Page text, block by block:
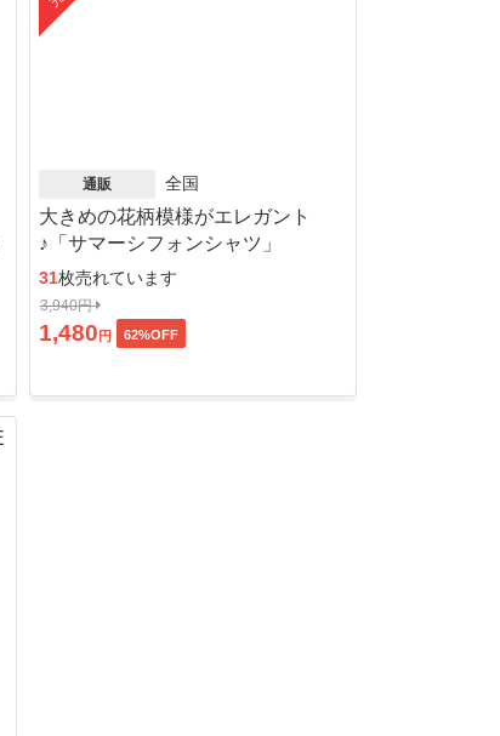
通販 全国
大きめの花柄模様がエレガント
♪「サマーシフォンシャツ」
31枚売れています
3,940円
1,480 円 62%OFF